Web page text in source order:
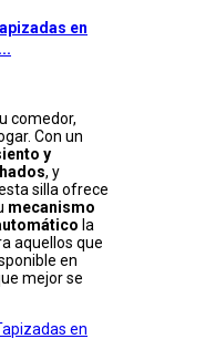
en
comedor,
Con un
y
, y
silla ofrece
mecanismo
la
aquellos que
en
mejor se